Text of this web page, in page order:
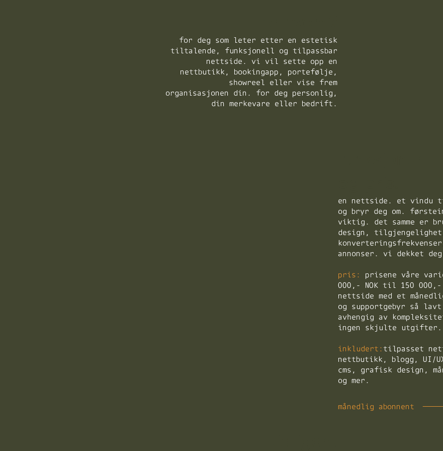
for deg som leter etter en estetisk
tiltalende, funksjonell og tilpassbar
nettside. vi vil sette opp en
nettbutikk, bookingapp, portefølje,
showreel eller vise frem
organisasjonen din. for deg personlig,
din merkevare eller bedrift.
en nettside. et vindu
og bryr deg om.
viktig. det samme er
design, tilgjengelighet,
annonser. vi dekket
pris:
prisene våre
000,- NOK til 150 000,-
nettside med et
og supportgebyr så lavt
avhengig av
ingen skjulte utgifter.
inkludert:tilpasset
nettbutikk, blogg, UI/
cms, grafisk design,
og mer.
månedlig abonnent